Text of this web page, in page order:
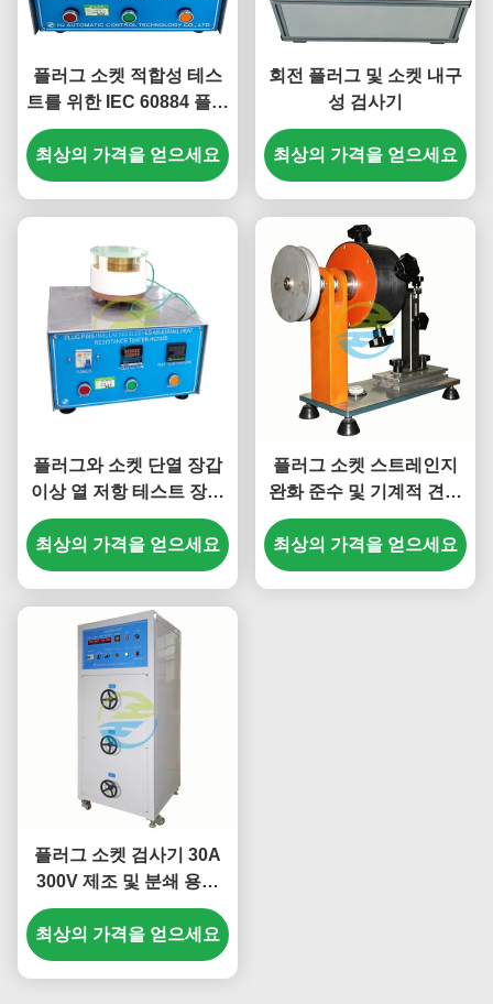
플러그 소켓 적합성 테스
트를 위한 IEC 60884 플러
그 핀 절연 슬리브 비정상
적인 내열 테스트 장치
최상의 가격을 얻으세요
회전 플러그 및 소켓 내구
성 검사기
최상의 가격을 얻으세요
플러그와 소켓 단열 장갑
이상 열 저항 테스트 장비
IEC 표준 준수에 대한 고
급 플러그 소켓 테스트
최상의 가격을 얻으세요
플러그 소켓 스트레인지
완화 준수 및 기계적 견고
성 테스트를 위한 고정도
유연 케이블 토크 및 긴장
검사기
최상의 가격을 얻으세요
플러그 소켓 검사기 30A
300V 제조 및 분쇄 용량
및 정상 작동 부하 테스트
장비
최상의 가격을 얻으세요